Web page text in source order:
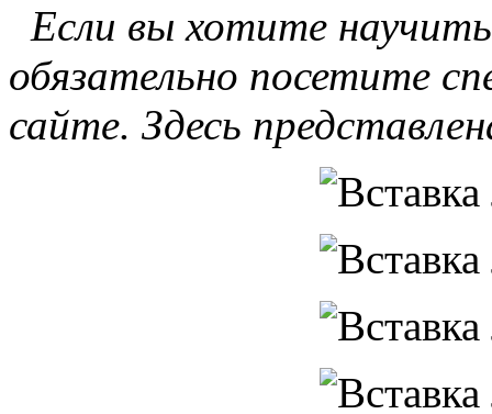
Если вы хотите
обязательно посетите
сайте. Здесь